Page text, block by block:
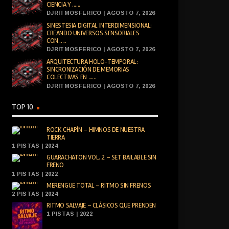
CIENCIA Y ......
DJRITMOSFERICO | AGOSTO 7, 2026
SINESTESIA DIGITAL INTERDIMENSIONAL:
CREANDO UNIVERSOS SENSORIALES
CON......
DJRITMOSFERICO | AGOSTO 7, 2026
ARQUITECTURA HOLO-TEMPORAL:
SINCRONIZACIÓN DE MEMORIAS
COLECTIVAS EN ......
DJRITMOSFERICO | AGOSTO 7, 2026
TOP 10
ROCK CHAPÍN – HIMNOS DE NUESTRA
TIERRA
1 PISTAS | 2024
GUARACHATON VOL. 2 – SET BAILABLE SIN
FRENO
1 PISTAS | 2022
MERENGUE TOTAL – RITMO SIN FRENOS
2 PISTAS | 2024
RITMO SALVAJE – CLÁSICOS QUE PRENDEN
1 PISTAS | 2022